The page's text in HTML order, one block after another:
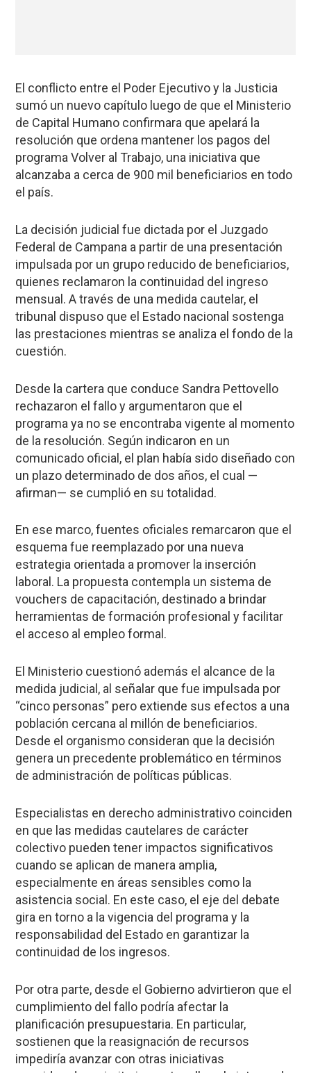
El conflicto entre el Poder Ejecutivo y la Justicia
sumó un nuevo capítulo luego de que el Ministerio
de Capital Humano confirmara que apelará la
resolución que ordena mantener los pagos del
programa Volver al Trabajo, una iniciativa que
alcanzaba a cerca de 900 mil beneficiarios en todo
el país.
La decisión judicial fue dictada por el Juzgado
Federal de Campana a partir de una presentación
impulsada por un grupo reducido de beneficiarios,
quienes reclamaron la continuidad del ingreso
mensual. A través de una medida cautelar, el
tribunal dispuso que el Estado nacional sostenga
las prestaciones mientras se analiza el fondo de la
cuestión.
Desde la cartera que conduce Sandra Pettovello
rechazaron el fallo y argumentaron que el
programa ya no se encontraba vigente al momento
de la resolución. Según indicaron en un
comunicado oficial, el plan había sido diseñado con
un plazo determinado de dos años, el cual —
afirman— se cumplió en su totalidad.
En ese marco, fuentes oficiales remarcaron que el
esquema fue reemplazado por una nueva
estrategia orientada a promover la inserción
laboral. La propuesta contempla un sistema de
vouchers de capacitación, destinado a brindar
herramientas de formación profesional y facilitar
el acceso al empleo formal.
El Ministerio cuestionó además el alcance de la
medida judicial, al señalar que fue impulsada por
“cinco personas” pero extiende sus efectos a una
población cercana al millón de beneficiarios.
Desde el organismo consideran que la decisión
genera un precedente problemático en términos
de administración de políticas públicas.
Especialistas en derecho administrativo coinciden
en que las medidas cautelares de carácter
colectivo pueden tener impactos significativos
cuando se aplican de manera amplia,
especialmente en áreas sensibles como la
asistencia social. En este caso, el eje del debate
gira en torno a la vigencia del programa y la
responsabilidad del Estado en garantizar la
continuidad de los ingresos.
Por otra parte, desde el Gobierno advirtieron que el
cumplimiento del fallo podría afectar la
planificación presupuestaria. En particular,
sostienen que la reasignación de recursos
impediría avanzar con otras iniciativas